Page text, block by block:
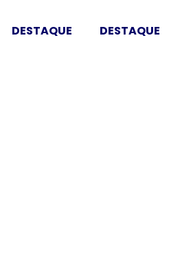
DESTAQUE DESTAQUE